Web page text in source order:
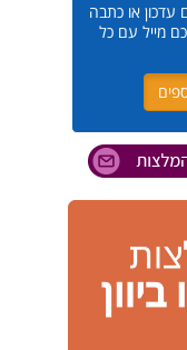
או כתבה
מייל עם כל